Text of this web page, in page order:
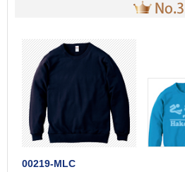
00219-MLC